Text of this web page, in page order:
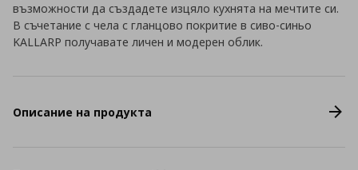
възможности да създадете изцяло кухнята на мечтите си.
В съчетание с чела с гланцово покритие в сиво-синьо
KALLARP получавате личен и модерен облик.
Описание на продукта